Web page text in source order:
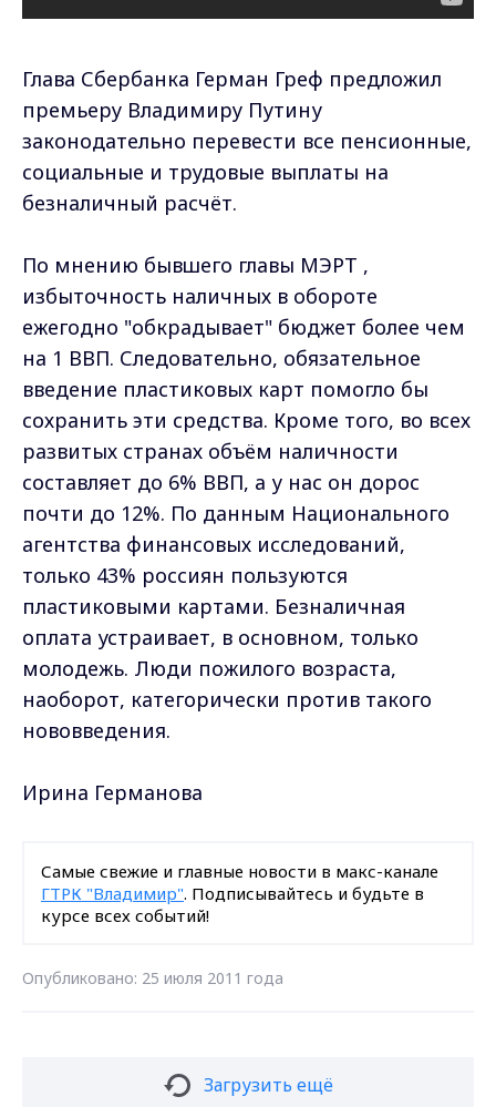
Глава Сбербанка Герман Греф предложил
премьеру Владимиру Путину
законодательно перевести все пенсионные,
социальные и трудовые выплаты на
безналичный расчёт.
По мнению бывшего главы МЭРТ ,
избыточность наличных в обороте
ежегодно "обкрадывает" бюджет более чем
на 1 ВВП. Следовательно, обязательное
введение пластиковых карт помогло бы
сохранить эти средства. Кроме того, во всех
развитых странах объём наличности
составляет до 6% ВВП, а у нас он дорос
почти до 12%. По данным Национального
агентства финансовых исследований,
только 43% россиян пользуются
пластиковыми картами. Безналичная
оплата устраивает, в основном, только
молодежь. Люди пожилого возраста,
наоборот, категорически против такого
нововведения.
Ирина Германова
Самые свежие и главные новости в макс-канале
ГТРК "Владимир". Подписывайтесь и будьте в
курсе всех событий!
Опубликовано: 25 июля 2011 года
Загрузить ещё